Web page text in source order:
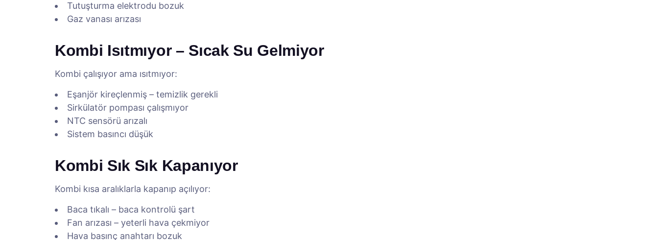
Tutuşturma elektrodu bozuk
Gaz vanası arızası
Kombi Isıtmıyor – Sıcak Su Gelmiyor
Kombi çalışıyor ama ısıtmıyor:
Eşanjör kireçlenmiş – temizlik gerekli
Sirkülatör pompası çalışmıyor
NTC sensörü arızalı
Sistem basıncı düşük
Kombi Sık Sık Kapanıyor
Kombi kısa aralıklarla kapanıp açılıyor:
Baca tıkalı – baca kontrolü şart
Fan arızası – yeterli hava çekmiyor
Hava basınç anahtarı bozuk